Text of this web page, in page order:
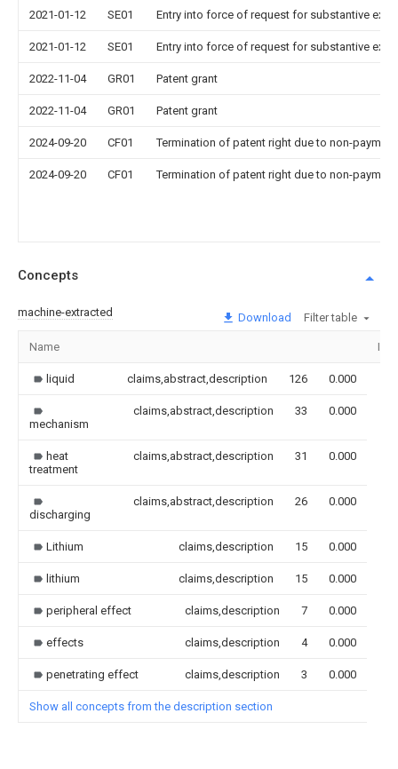
2021-01-12 SE01 Entry into force of request for substantive
2021-01-12 SE01 Entry into force of request for substantive
2022-11-04 GR01 Patent grant
2022-11-04 GR01 Patent grant
2024-09-20 CF01 Termination of patent right due to non-
2024-09-20 CF01 Termination of patent right due to non-
Concepts
machine-extracted Download Filter table
Name
liquid claims,abstract,description 126 0.000
mechanism
claims,abstract,description 33 0.000
heat
treatment
claims,abstract,description 31 0.000
discharging
claims,abstract,description 26 0.000
Lithium claims,description 15 0.000
lithium claims,description 15 0.000
peripheral effect claims,description 7 0.000
effects claims,description 4 0.000
penetrating effect claims,description 3 0.000
Show all concepts from the description section